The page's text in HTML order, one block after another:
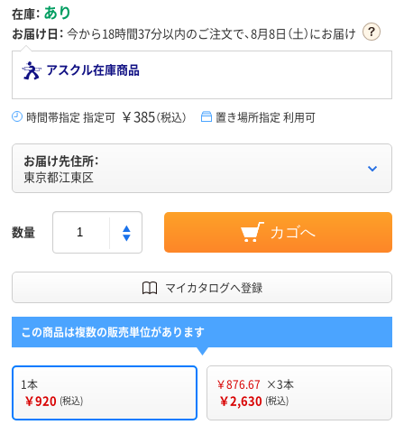
在庫： あり
お届け日： 今から18時間37分以内のご注文で、8月8日（土）にお届け
アスクル在庫商品
時間帯指定 指定可 ￥385（税込） 置き場所指定 利用可
お届け先住所：
東京都江東区
数量 カゴへ
マイカタログへ登録
この商品は複数の販売単位があります
1本
￥920 (税込)
￥876.67 ×3本
￥2,630 (税込)